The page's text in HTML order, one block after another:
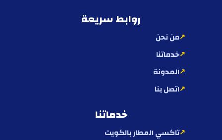
روابط سريعة
من نحن
خدماتنا
المدونة
اتصل بنا
خدماتنا
تاكسي المطار بالكويت